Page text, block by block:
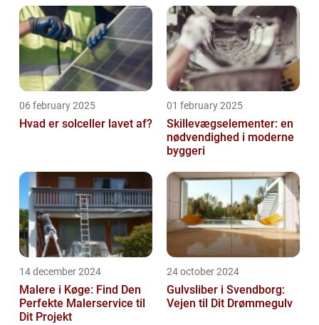
06 february 2025
Hvad er solceller lavet af?
01 february 2025
Skillevægselementer: en
nødvendighed i moderne
byggeri
14 december 2024
Malere i Køge: Find Den
Perfekte Malerservice til
Dit Projekt
24 october 2024
Gulvsliber i Svendborg:
Vejen til Dit Drømmegulv